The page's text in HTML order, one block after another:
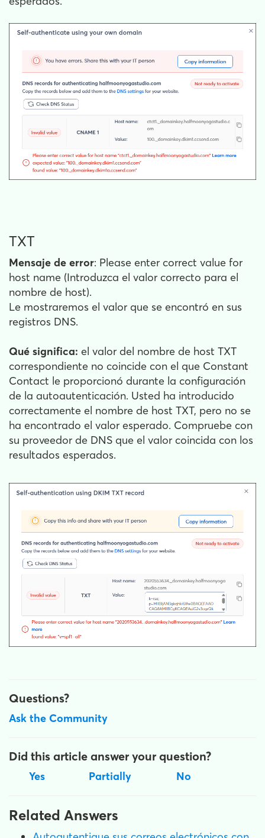
TXT
Mensaje de error: Please enter correct value for
host name (Introduzca el valor correcto para el
nombre de host).
Le mostraremos el valor que se encontró en sus
registros DNS.
Qué significa: el valor del nombre de host TXT
correspondiente no coincide con el que Constant
Contact le proporcionó durante la configuración
de la autoautenticación. Usted ha introducido
correctamente el nombre de host TXT, pero no se
ha encontrado el valor esperado. Compruebe con
su proveedor de DNS que el valor coincida con los
resultados esperados.
Questions?
Ask the Community
Did this article answer your question?
Yes Partially No
Related Answers